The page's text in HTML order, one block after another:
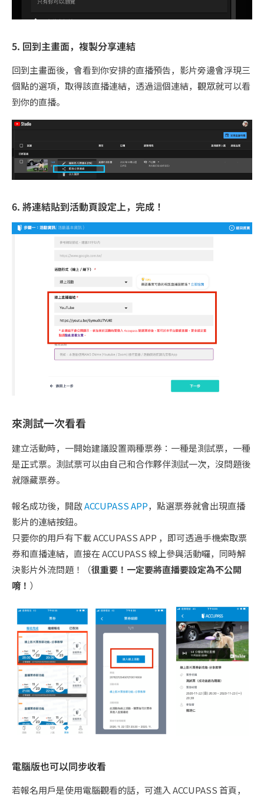
5. 回到主畫面，複製分享連結
回到主畫面後，會看到你安排的直播預告，影片旁邊會浮現三
個點的選項，取得該直播連結，透過這個連結，觀眾就可以看
到你的直播。
6. 將連結貼到活動頁設定上，完成！
來測試一次看看
建立活動時，一開始建議設置兩種票券：一種是測試票，一種
是正式票。測試票可以由自己和合作夥伴測試一次，沒問題後
就隱藏票券。
報名成功後，開啟ACCUPASS APP，點選票券就會出現直播
影片的連結按鈕。
只要你的用戶有下載 ACCUPASS APP ，即可透過手機索取票
券和直播連結，直接在 ACCUPASS 線上參與活動囉，同時解
決影片外流問題！（很重要！一定要將直播要設定為不公開
唷！ ）
電腦版也可以同步收看
若報名用戶是使用電腦觀看的話，可進入 ACCUPASS 首頁，